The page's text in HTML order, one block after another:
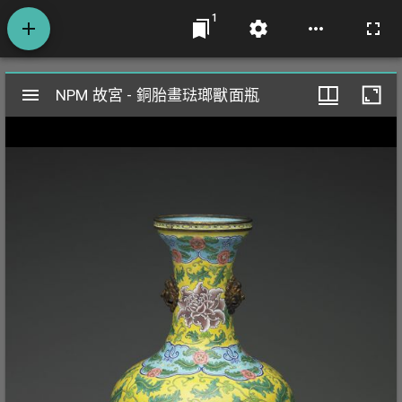
1
Mirador
閱
NPM 故宮 - 銅胎畫琺瑯獸面瓶
NPM 故宮 - 銅胎畫琺瑯獸面瓶